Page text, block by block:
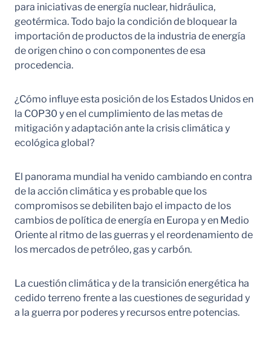
para iniciativas de energía nuclear, hidráulica,
geotérmica. Todo bajo la condición de bloquear la
importación de productos de la industria de energía
de origen chino o con componentes de esa
procedencia.
¿Cómo influye esta posición de los Estados Unidos en
la COP30 y en el cumplimiento de las metas de
mitigación y adaptación ante la crisis climática y
ecológica global?
El panorama mundial ha venido cambiando en contra
de la acción climática y es probable que los
compromisos se debiliten bajo el impacto de los
cambios de política de energía en Europa y en Medio
Oriente al ritmo de las guerras y el reordenamiento de
los mercados de petróleo, gas y carbón.
La cuestión climática y de la transición energética ha
cedido terreno frente a las cuestiones de seguridad y
a la guerra por poderes y recursos entre potencias.